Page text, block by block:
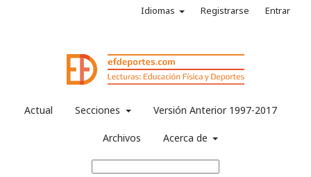
Actual Secciones Versión Anterior 1997-2017
Archivos Acerca de
Idiomas Registrarse Entrar